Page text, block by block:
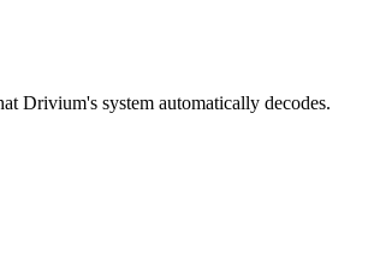
Drivium's system automatically decodes.